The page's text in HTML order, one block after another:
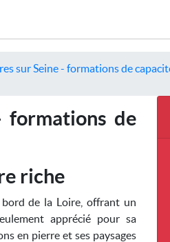
sur Seine - formations de
formations de
riche
de la Loire, offrant un
apprécié pour sa
en pierre et ses paysages